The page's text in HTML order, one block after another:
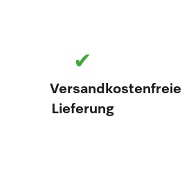
✔
Versandkostenfreie
Lieferung